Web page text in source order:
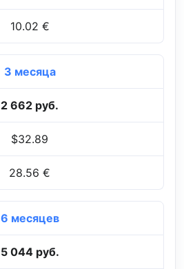
10.02 €
3 месяца
2 662 руб.
$32.89
28.56 €
6 месяцев
5 044 руб.